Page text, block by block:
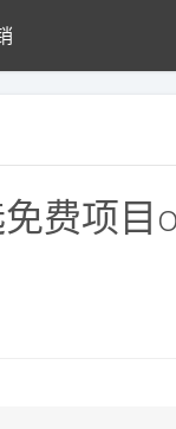
费项目